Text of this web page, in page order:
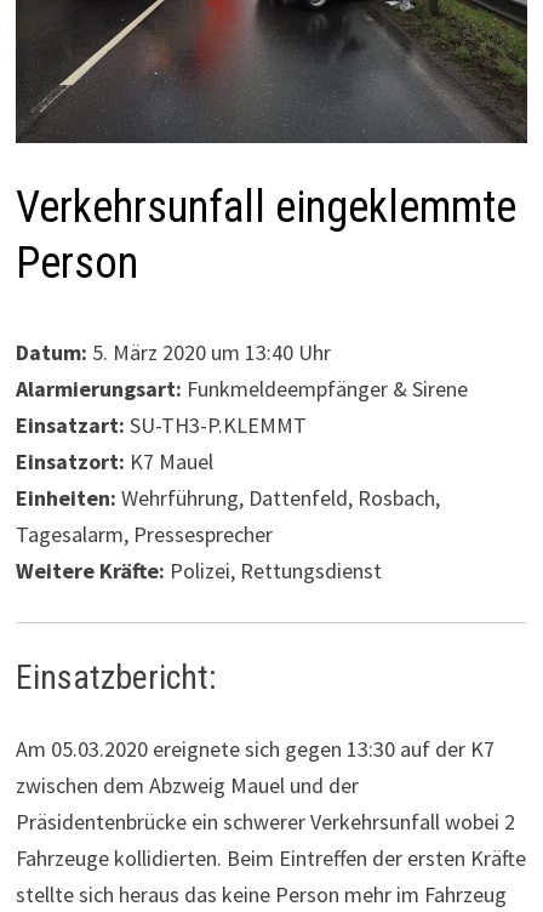
Verkehrsunfall eingeklemmte
Person
Datum: 5. März 2020 um 13:40 Uhr
Alarmierungsart: Funkmeldeempfänger & Sirene
Einsatzart: SU-TH3-P.KLEMMT
Einsatzort: K7 Mauel
Einheiten: Wehrführung, Dattenfeld, Rosbach,
Tagesalarm, Pressesprecher
Weitere Kräfte: Polizei, Rettungsdienst
Einsatzbericht:
Am 05.03.2020 ereignete sich gegen 13:30 auf der K7
zwischen dem Abzweig Mauelund der
Präsidentenbrücke ein schwerer Verkehrsunfall wobei 2
Fahrzeuge kollidierten. Beim Eintreffen der ersten Kräfte
stellte sich heraus das keine Person mehr im Fahrzeug